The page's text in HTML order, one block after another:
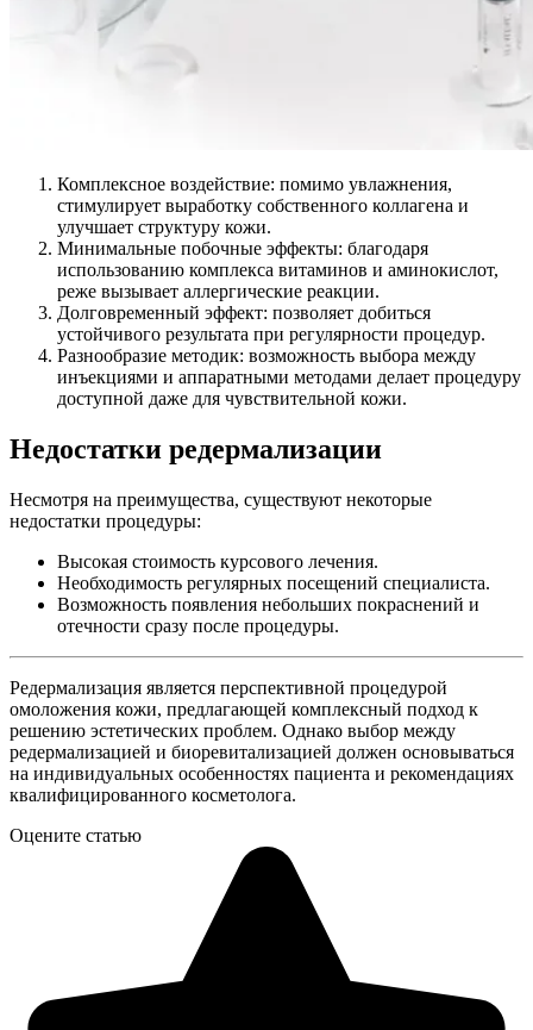
Комплексное воздействие: помимо увлажнения,
стимулирует выработку собственного коллагена и
улучшает структуру кожи.
Минимальные побочные эффекты: благодаря
использованию комплекса витаминов и аминокислот,
реже вызывает аллергические реакции.
Долговременный эффект: позволяет добиться
устойчивого результата при регулярности процедур.
Разнообразие методик: возможность выбора между
инъекциями и аппаратными методами делает процедуру
доступной даже для чувствительной кожи.
Недостатки редермализации
Несмотря на преимущества, существуют некоторые
недостатки процедуры:
Высокая стоимость курсового лечения.
Необходимость регулярных посещений специалиста.
Возможность появления небольших покраснений и
отечности сразу после процедуры.
Редермализация является перспективной процедурой
омоложения кожи, предлагающей комплексный подход к
решению эстетических проблем. Однако выбор между
редермализацией и биоревитализацией должен основываться
на индивидуальных особенностях пациента и рекомендациях
квалифицированного косметолога.
Оцените статью